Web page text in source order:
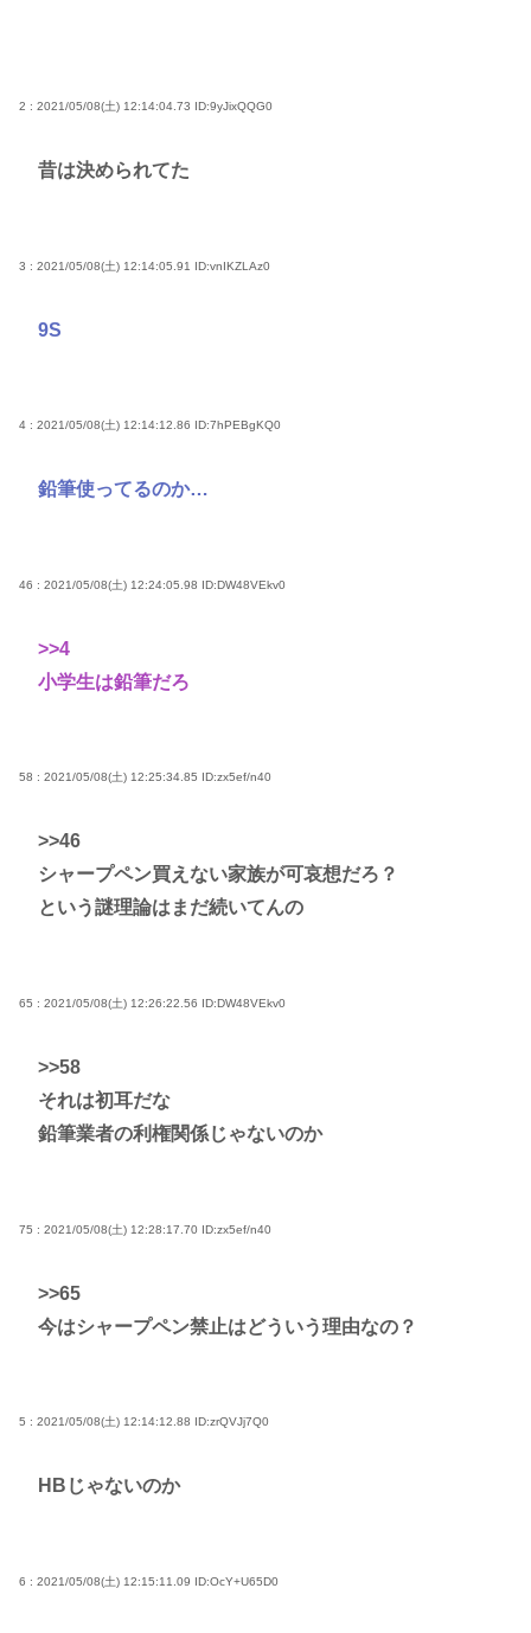
2 : 2021/05/08(土) 12:14:04.73 ID:9yJixQQG0
昔は決められてた
3 : 2021/05/08(土) 12:14:05.91 ID:vnIKZLAz0
9S
4 : 2021/05/08(土) 12:14:12.86 ID:7hPEBgKQ0
鉛筆使ってるのか…
46 : 2021/05/08(土) 12:24:05.98 ID:DW48VEkv0
>>4
小学生は鉛筆だろ
58 : 2021/05/08(土) 12:25:34.85 ID:zx5ef/n40
>>46
シャープペン買えない家族が可哀想だろ？
という謎理論はまだ続いてんの
65 : 2021/05/08(土) 12:26:22.56 ID:DW48VEkv0
>>58
それは初耳だな
鉛筆業者の利権関係じゃないのか
75 : 2021/05/08(土) 12:28:17.70 ID:zx5ef/n40
>>65
今はシャープペン禁止はどういう理由なの？
5 : 2021/05/08(土) 12:14:12.88 ID:zrQVJj7Q0
HBじゃないのか
6 : 2021/05/08(土) 12:15:11.09 ID:OcY+U65D0